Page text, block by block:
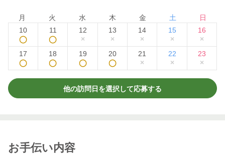
月 火 水 木 金 土
日
10
◯
11
◯
12
×
13
×
14
×
15
×
16
×
17
◯
18
◯
19
◯
20
◯
21
×
22
×
23
×
他の訪問日を選択して応募する
お手伝い内容